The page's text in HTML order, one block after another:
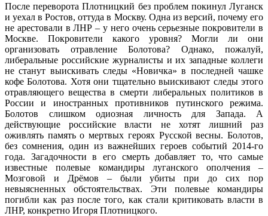
После переворота Плотницкий без проблем покинул Луганск
и уехал в Ростов, оттуда в Москву. Одна из версий, почему его
не арестовали в ЛНР – у него очень серьезные покровители в
Москве. Покровители какого уровня? Могли ли они
организовать отравление Болотова? Однако, пожалуй,
либеральные российские журналисты и их западные коллеги
не станут выискивать следы «Новичка» в последней чашке
кофе Болотова. Хотя они тщательно выискивают следы этого
отравляющего вещества в смерти либеральных политиков в
России и иностранных противников путинского режима.
Болотов слишком одиозная личность для Запада. А
действующие российские власти не хотят лишний раз
оживлять память о мертвых героях Русской весны. Болотов,
без сомнения, один из важнейших героев событий 2014-го
года. Загадочности в его смерть добавляет то, что самые
известные полевые командиры луганского ополчения –
Мозговой и Дрёмов – были убиты при до сих пор
невыясненных обстоятельствах. Эти полевые командиры
погибли как раз после того, как стали критиковать власти в
ЛНР, конкретно Игоря Плотницкого.